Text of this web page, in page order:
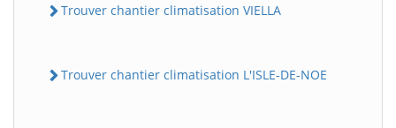
Trouver chantier climatisation VIELLA
Trouver chantier climatisation L'ISLE-DE-NOE